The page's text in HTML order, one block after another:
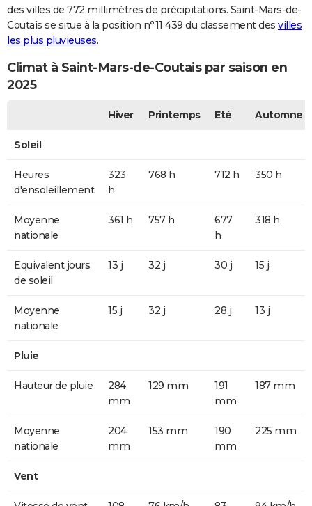
des villes de 772 millimètres de précipitations. Saint-Mars-de-
Coutais se situe à la position n°11 439 du classement des villes
les plus pluvieuses.
Climat à Saint-Mars-de-Coutais par saison en
2025
Hiver Printemps Eté Automne
Soleil
Heures
d'ensoleillement
323
h
768 h 712 h 350 h
Moyenne
nationale
361 h 757 h
677
h
318 h
Equivalent jours
de soleil
13 j 32 j 30 j 15 j
Moyenne
nationale
15 j 32 j 28 j 13 j
Pluie
Hauteur de pluie
284
mm
129 mm
191
mm
187 mm
Moyenne
nationale
204
mm
153 mm
190
mm
225 mm
Vent